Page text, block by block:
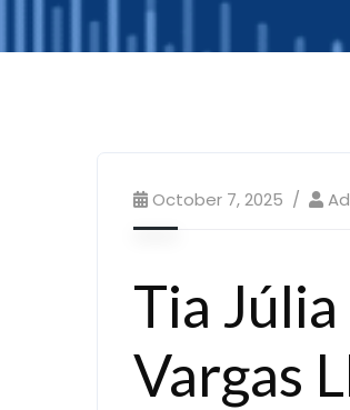
October 7, 2025
Tia
Vargas